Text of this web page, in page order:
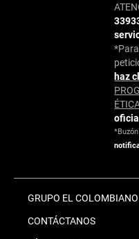
haz
GRUPO EL COLOMBIANO
CONTÁCTANOS